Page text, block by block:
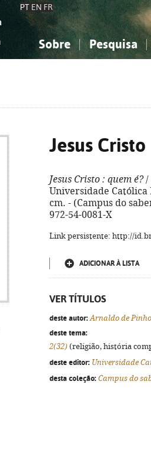
PT EN FR
Sobre Pesquisa
Jesus Cristo
Jesus Cristo : quem é?/
Universidade Católica
cm. - (Campus do
972-54-0081-X
Link persistente: http://
ADICIONAR À LISTA
VER TÍTULOS
deste autor: Arnaldo de Pinho
deste tema:
2(32) (religião, história
deste editor: Universidade
desta coleção: Campus do